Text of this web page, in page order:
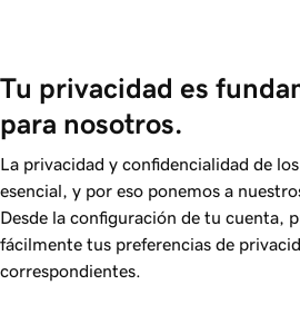
Tu privacidad es
para nosotros.
La privacidad y confidencialidad de
esencial, y por eso ponemos a
Desde la configuración de tu cuenta,
fácilmente tus preferencias de
correspondientes.